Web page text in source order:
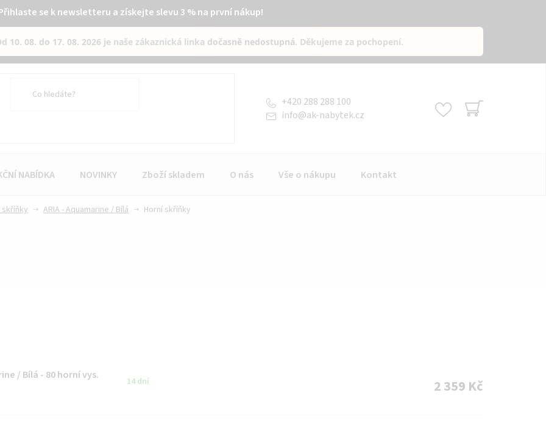
se k newsletteru a získejte slevu 3 % na první nákup!
10. 08. do 17. 08. 2026 je naše zákaznická linka dočasně nedostupná. Děkujeme za pochopení.
info@ak-nabytek.cz
+420 288 288 100
NABÍDKA NOVINKY Zboží skladem O nás Vše o nákupu Kontakt
ARIA - Aquamarine / Bílá Horní skříňky
/ Bílá - 80 horní vys.
14 dní 2 359 Kč